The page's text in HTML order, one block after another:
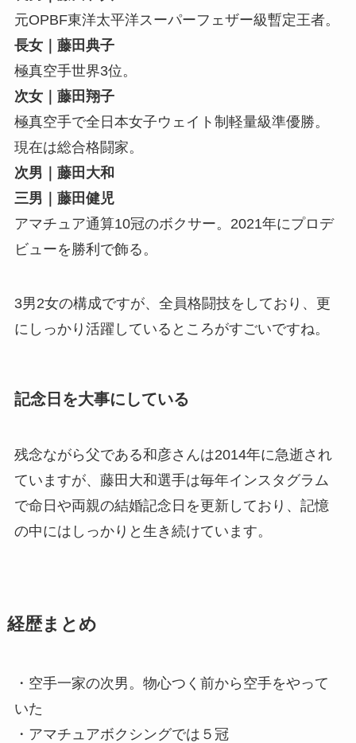
元OPBF東洋太平洋スーパーフェザー級暫定王者。
長女｜藤田典子
極真空手世界3位。
次女｜藤田翔子
極真空手で全日本女子ウェイト制軽量級準優勝。
現在は総合格闘家。
次男｜藤田大和
三男｜藤田健児
アマチュア通算10冠のボクサー。2021年にプロデ
ビューを勝利で飾る。
3男2女の構成ですが、全員格闘技をしており、更
にしっかり活躍しているところがすごいですね。
記念日を大事にしている
残念ながら父である和彦さんは2014年に急逝され
ていますが、藤田大和選手は毎年インスタグラム
で命日や両親の結婚記念日を更新しており、記憶
の中にはしっかりと生き続けています。
経歴まとめ
・空手一家の次男。物心つく前から空手をやって
いた
・アマチュアボクシングでは５冠